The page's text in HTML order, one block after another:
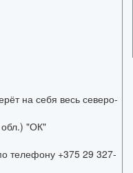
на себя весь северо-
обл.) "ОК"
телефону +375 29 327-